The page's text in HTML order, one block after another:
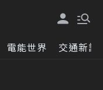
電能世界 交通新訊